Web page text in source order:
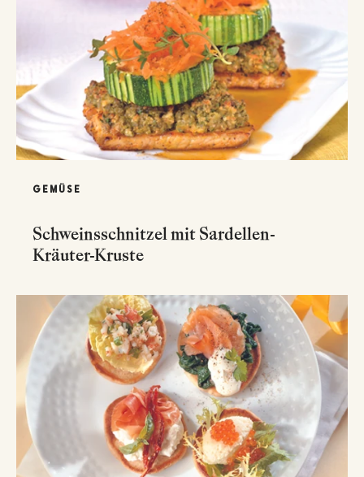
GEMÜSE
Schweinsschnitzel mit Sardellen-
Kräuter-Kruste